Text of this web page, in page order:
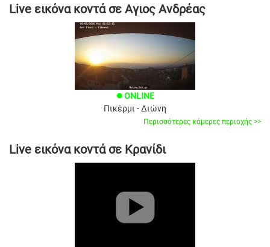
Live εικόνα κοντά σε Αγιος Ανδρέας
brightness_1 ONLINE
Πικέρμι - Διώνη
Περισσότερες κάμερες περιοχής >>
Live εικόνα κοντά σε Κρανίδι